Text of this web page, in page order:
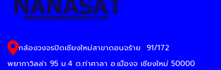
กล้องวงจรปิดเชียงใหม่สาขาดอนจร้าย
91/172
พยากาวิลล่า 95 ม.4 ต.ท่าศาลา อ.เมืองจ เชียงใหม่ 50000